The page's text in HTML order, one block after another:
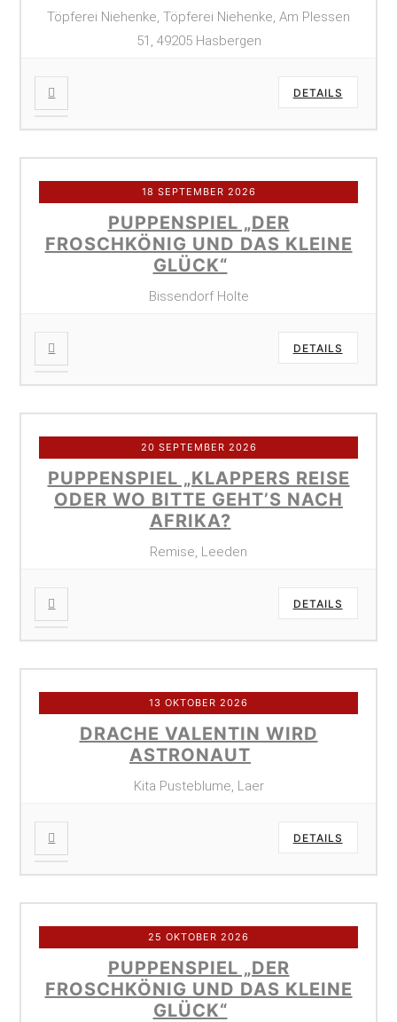
Töpferei Niehenke, Töpferei Niehenke, Am Plessen
51, 49205 Hasbergen
DETAILS
18 SEPTEMBER 2026
PUPPENSPIEL „DER
FROSCHKÖNIG UND DAS KLEINE
GLÜCK“
Bissendorf Holte
DETAILS
20 SEPTEMBER 2026
PUPPENSPIEL „KLAPPERS REISE
ODER WO BITTE GEHT’S NACH
AFRIKA?
Remise, Leeden
DETAILS
13 OKTOBER 2026
DRACHE VALENTIN WIRD
ASTRONAUT
Kita Pusteblume, Laer
DETAILS
25 OKTOBER 2026
PUPPENSPIEL „DER
FROSCHKÖNIG UND DAS KLEINE
GLÜCK“